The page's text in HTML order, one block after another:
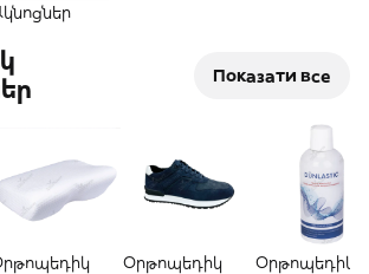
Показати все
Օրթոպեդիկ
Օրթոպեդիկ